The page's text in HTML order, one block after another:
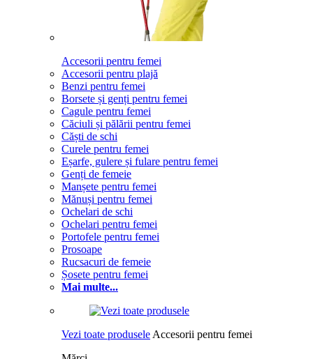
Accesorii pentru femei
Accesorii pentru plajă
Benzi pentru femei
Borsete și genți pentru femei
Cagule pentru femei
Căciuli și pălării pentru femei
Căști de schi
Curele pentru femei
Eșarfe, gulere și fulare pentru femei
Genți de femeie
Manșete pentru femei
Mănuși pentru femei
Ochelari de schi
Ochelari pentru femei
Portofele pentru femei
Prosoape
Rucsacuri de femeie
Șosete pentru femei
Mai multe...
Vezi toate produsele Accesorii pentru femei